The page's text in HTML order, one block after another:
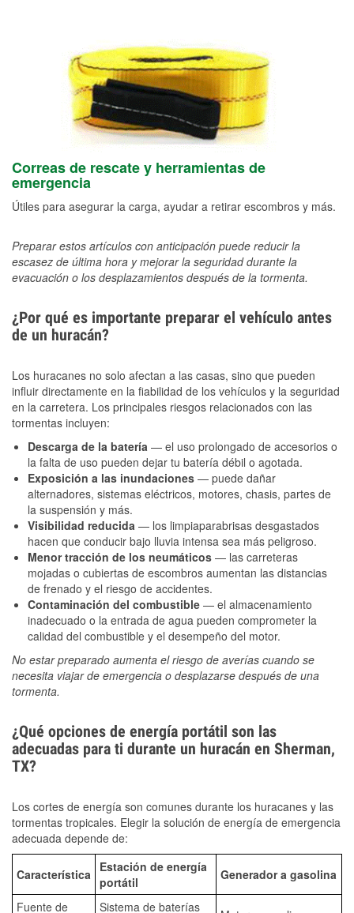
Correas de rescate y herramientas de
emergencia
Útiles para asegurar la carga, ayudar a retirar escombros y más.
Preparar estos artículos con anticipación puede reducir la
escasez de última hora y mejorar la seguridad durante la
evacuación o los desplazamientos después de la tormenta.
¿Por qué es importante preparar el vehículo antes
de un huracán?
Los huracanes no solo afectan a las casas, sino que pueden
influir directamente en la fiabilidad de los vehículos y la seguridad
en la carretera. Los principales riesgos relacionados con las
tormentas incluyen:
Descarga de la batería — el uso prolongado de accesorios o
la falta de uso pueden dejar tu batería débil o agotada.
Exposición a las inundaciones — puede dañar
alternadores, sistemas eléctricos, motores, chasis, partes de
la suspensión y más.
Visibilidad reducida — los limpiaparabrisas desgastados
hacen que conducir bajo lluvia intensa sea más peligroso.
Menor tracción de los neumáticos — las carreteras
mojadas o cubiertas de escombros aumentan las distancias
de frenado y el riesgo de accidentes.
Contaminación del combustible — el almacenamiento
inadecuado o la entrada de agua pueden comprometer la
calidad del combustible y el desempeño del motor.
No estar preparado aumenta el riesgo de averías cuando se
necesita viajar de emergencia o desplazarse después de una
tormenta.
¿Qué opciones de energía portátil son las
adecuadas para ti durante un huracán en Sherman,
TX?
Los cortes de energía son comunes durante los huracanes y las
tormentas tropicales. Elegir la solución de energía de emergencia
adecuada depende de:
Característica
Estación de energía
portátil
Generador a gasolina
Fuente de Sistema de baterías